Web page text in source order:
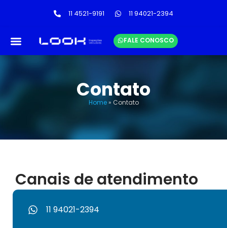
11 4521-9191 11 94021-2394
FALE CONOSCO
Contato
Home» Contato
Canais de atendimento
11 94021-2394